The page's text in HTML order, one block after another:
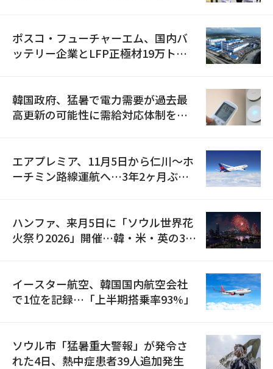
ポスコ・フューチャーエム、国内バ
ッテリー企業とLFP正極材19万トン
韓国政府、猛暑で電力需要が過去最
高更新の可能性に需給対応体制を点
エアプレミア、11月5日から仁川〜ホ
ーチミン路線運航へ…3年2ヶ月ぶり
ハンファ、来月5日に「ソウル世界花
火祭り2026」開催…韓・米・英の3カ
イースター航空、韓国国内航空会社
で1位を記録…「上半期搭乗率93%」
ソウル市「猛暑重大警報」が発令さ
れた4日、熱中症患者39人追加発生